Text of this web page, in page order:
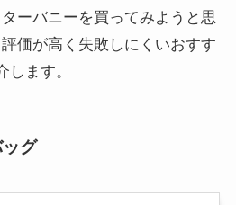
ーバニーを買ってみようと思
価が高く失敗しにくいおすす
ます。
グ